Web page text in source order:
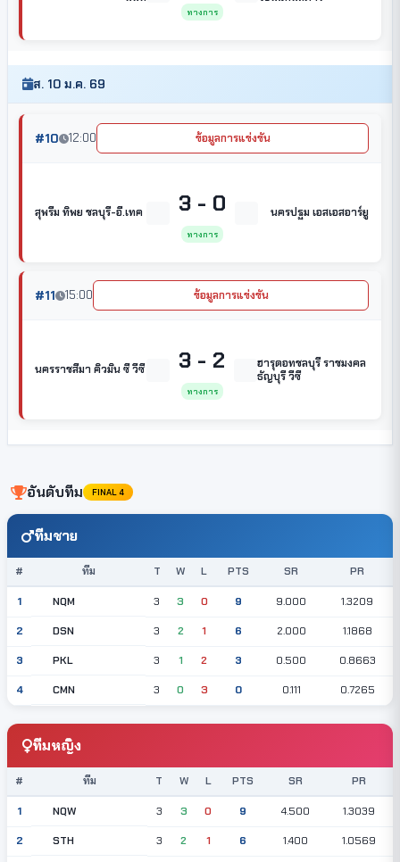
ทางการ
ส. 10 ม.ค. 69
#10 12:00 ข้อมูลการแข่งขัน
สุพรีม ทิพย ชลบุรี-อี.เทค 3 - 0
ทางการ
นครปฐม เอสเอสอาร์ยู
#11 15:00 ข้อมูลการแข่งขัน
นครราชสีมา คิวมิน ซี วีซี 3 - 2
ทางการ
ฮารุดอทชลบุรี ราชมงคล
ธัญบุรี วีซี
อันดับทีม FINAL 4
ทีมชาย
# ทีม T W L PTS SR PR
1 NQM 3 3 0 9 9.000 1.3209
2 DSN 3 2 1 6 2.000 1.1868
3 PKL 3 1 2 3 0.500 0.8663
4 CMN 3 0 3 0 0.111 0.7265
ทีมหญิง
# ทีม T W L PTS SR PR
1 NQW 3 3 0 9 4.500 1.3039
2 STH 3 2 1 6 1.400 1.0569